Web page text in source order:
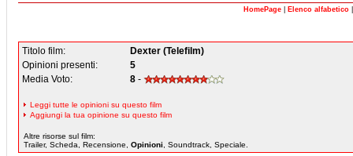
HomePage Elenco alfabetico
Titolo film:
Dexter (Telefilm)
Opinioni presenti:
5
Media Voto:
8 -
Leggi tutte le opinioni su questo film
Aggiungi la tua opinione su questo film
Altre risorse sul film:
Trailer, Scheda, Recensione, Opinioni , Soundtrack, Speciale.